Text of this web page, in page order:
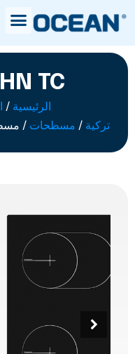
TC
الرئيسية /
تركية / مسطحات /